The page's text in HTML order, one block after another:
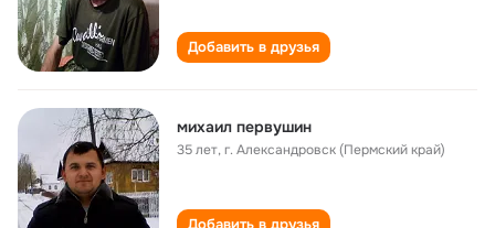
Добавить в друзья
михаил первушин
35 лет,г. Александровск (Пермский край)
Добавить в друзья